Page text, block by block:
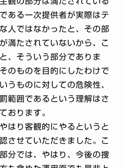
ある一次提供者が実際はテ
人ではなかったと、その部
満たされていないから、こ
、そういう部分でありま
のものを目的にしたわけで
うものに対しての危険性、
範囲であるという理解はさ
おります。
はり客観的にやるというと
させていただきました。こ
分では、やはり、今後の捜